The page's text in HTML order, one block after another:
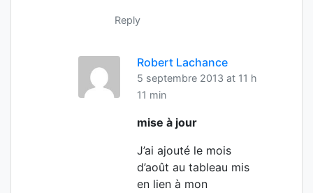
Reply
Robert Lachance
5 septembre 2013 at 11 h
11 min
mise à jour
J’ai ajouté le mois
d’août au tableau mis
en lien à mon